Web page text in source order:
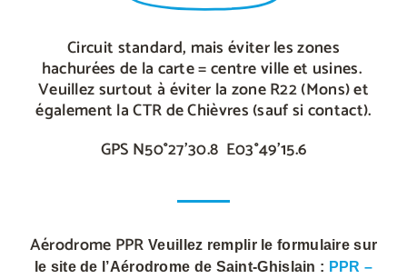
Circuit standard, mais éviter les zones
hachurées de la carte = centre ville et usines.
Veuillez surtout à éviter la zone R22 (Mons) et
également la CTR de Chièvres (sauf si contact).
GPS N50°27’30.8 E03°49’15.6
Aérodrome PPR Veuillez remplir le formulaire sur
le site de l’Aérodrome de Saint-Ghislain : PPR –